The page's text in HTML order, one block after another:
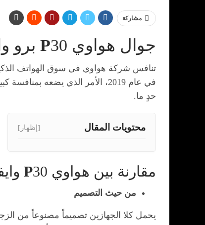
مشاركة
جوال هواوي P30 برو وايفون
حدٍ ما.
محتويات المقال [إظهار]
مقارنة بين هواوي P30 وايفون
من حيث التصميم
يحمل كلا الجهازين تصميماً مصنوعاً من